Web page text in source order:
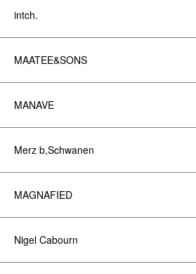
intch.
MAATEE&SONS
MANAVE
Merz b,Schwanen
MAGNAFIED
Nigel Cabourn